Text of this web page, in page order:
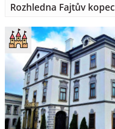
Rozhledna Fajtův kopec